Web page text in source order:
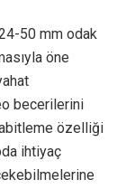
50 mm odak
öne
becerilerini
özelliği
ihtiyaç